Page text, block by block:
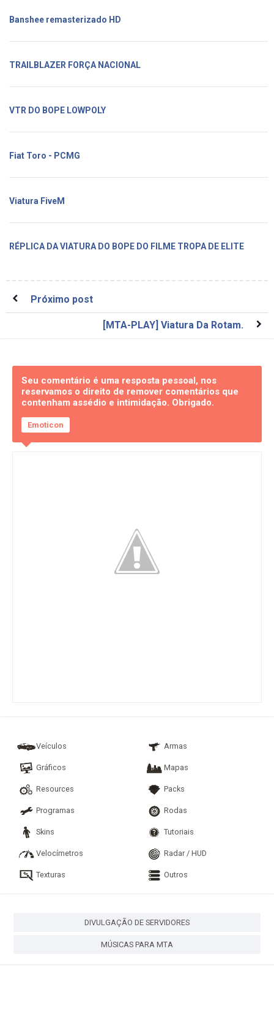
Banshee remasterizado HD
TRAILBLAZER FORÇA NACIONAL
VTR DO BOPE LOWPOLY
Fiat Toro - PCMG
Viatura FiveM
RÉPLICA DA VIATURA DO BOPE DO FILME TROPA DE ELITE
Próximo post
[MTA-PLAY] Viatura Da Rotam.
Seu comentário é uma resposta pessoal, nos
reservamos o direito de remover comentários que
contenham assédio e intimidação. Obrigado.
Emoticon
Veículos Armas
Gráficos Mapas
Resources Packs
Programas Rodas
Skins Tutoriais
Velocímetros Radar / HUD
Texturas Outros
DIVULGAÇÃO DE SERVIDORES
MÚSICAS PARA MTA